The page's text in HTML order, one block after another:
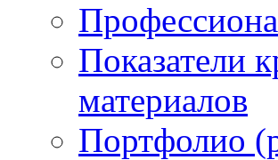
Показатели
материалов
Портфолио